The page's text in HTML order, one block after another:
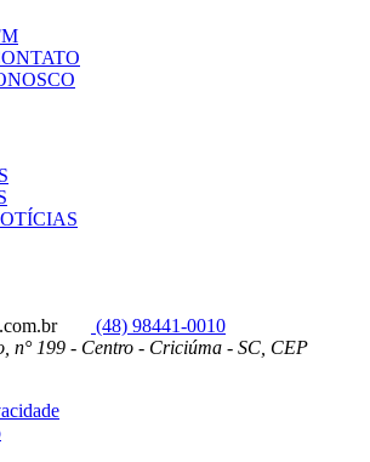
(48) 98441-0010
n° 199 - Centro - Criciúma - SC, CEP